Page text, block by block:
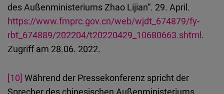
des Außenministeriums Zhao Lijian“. 29. April.
https://www.fmprc.gov.cn/web/wjdt_674879/fy-
rbt_674889/202204/t20220429_10680663.shtml.
Zugriff am 28.06. 2022.
[10] Während der Pressekonferenz spricht der
Sprecher des chinesischen Außenministeriums